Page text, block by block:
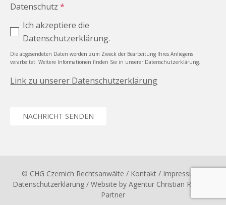
Datenschutz*
Ich akzeptiere die
Datenschutzerklärung.
Die abgesendeten Daten werden zum Zweck der Bearbeitung Ihres Anliegens
verarbeitet. Weitere Informationen finden Sie in unserer Datenschutzerklärung.
Link zu unserer Datenschutzerklärung
NACHRICHT SENDEN
© CHG Czernich Rechtsanwälte / Kontakt / Impressum
Datenschutzerklärung / Website by Agentur Christian Reiter &
Partner